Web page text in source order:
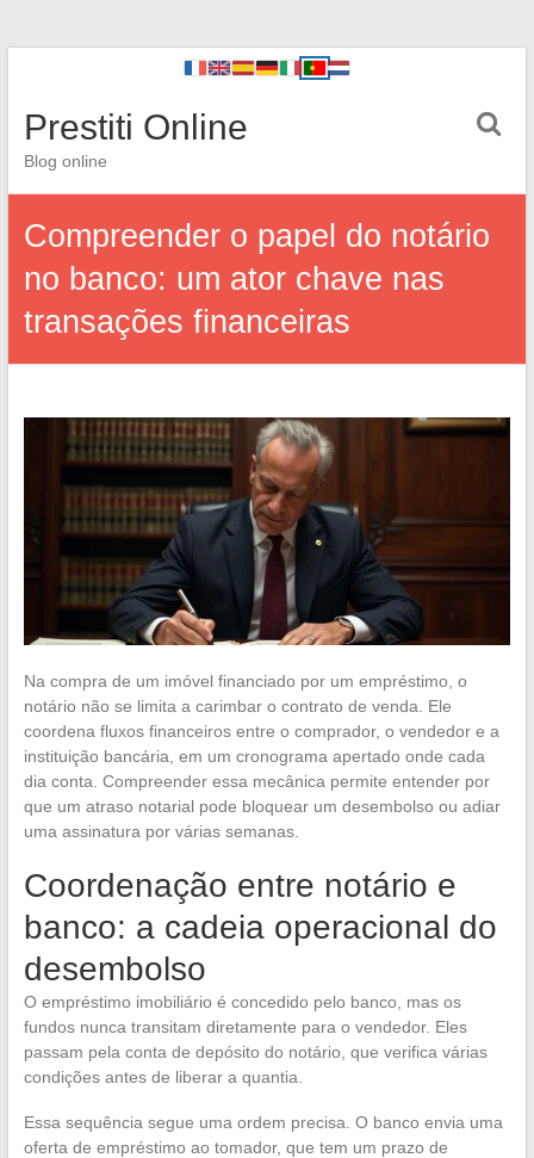
Prestiti Online
Blog online
Compreender o papel do notário
no banco: um ator chave nas
transações financeiras
Na compra de um imóvel financiado por um empréstimo, o
notário não se limita a carimbar o contrato de venda. Ele
coordena fluxos financeiros entre o comprador, o vendedor e a
instituição bancária, em um cronograma apertado onde cada
dia conta. Compreender essa mecânica permite entender por
que um atraso notarial pode bloquear um desembolso ou adiar
uma assinatura por várias semanas.
Coordenação entre notário e
banco: a cadeia operacional do
desembolso
O empréstimo imobiliário é concedido pelo banco, mas os
fundos nunca transitam diretamente para o vendedor. Eles
passam pela conta de depósito do notário, que verifica várias
condições antes de liberar a quantia.
Essa sequência segue uma ordem precisa. O banco envia uma
oferta de empréstimo ao tomador, que tem um prazo de